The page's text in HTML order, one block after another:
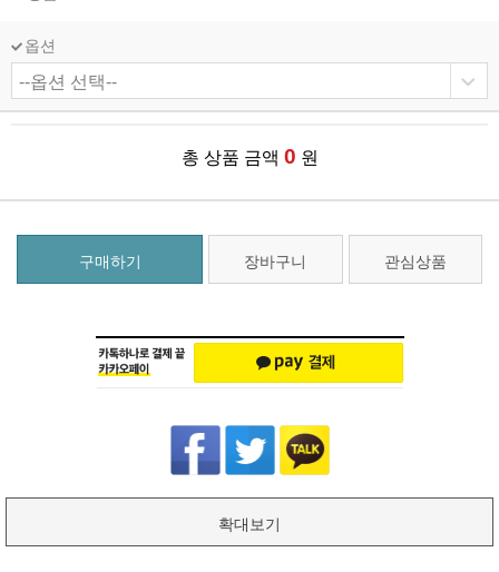
옵션
총 상품 금액 0 원
구매하기 장바구니 관심상품
확대보기